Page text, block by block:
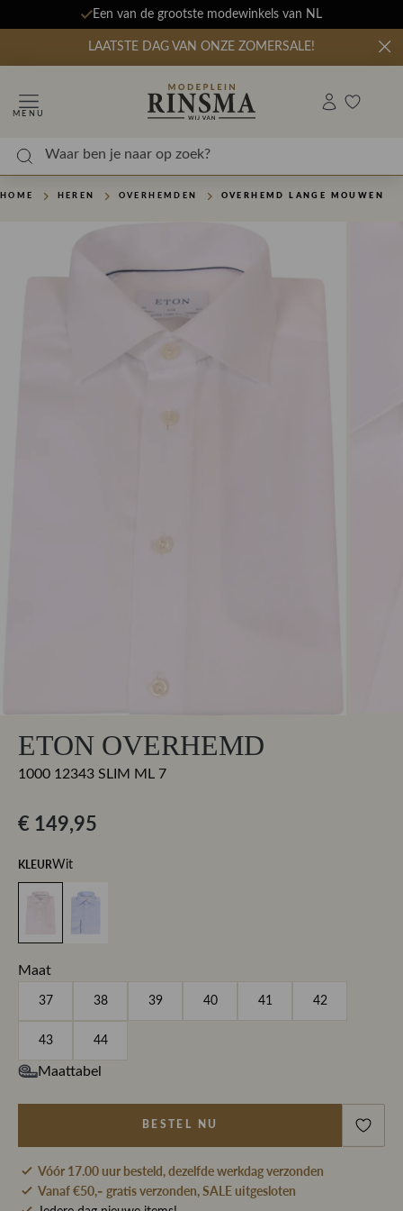
Een van de grootste modewinkels van NL
LAATSTE DAG VAN ONZE ZOMERSALE!
MENU
HOME HEREN OVERHEMDEN OVERHEMD LANGE MOUWEN
ETON OVERHEMD
1000 12343 SLIM ML 7
€ 149,95
KLEURWit
Maat
37 38 39 40 41 42
43 44
Maattabel
BESTEL NU
Vóór 17.00 uur besteld, dezelfde werkdag verzonden
Vanaf €50,- gratis verzonden, SALE uitgesloten